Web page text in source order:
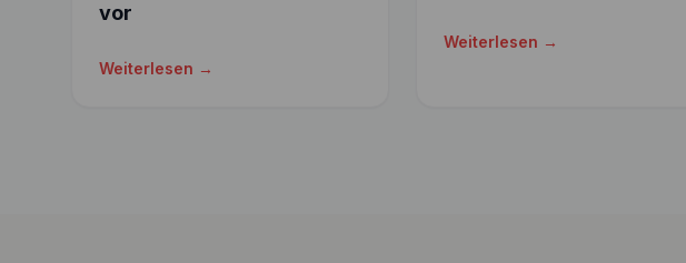
vor
Weiterlesen →
Weiterlesen →